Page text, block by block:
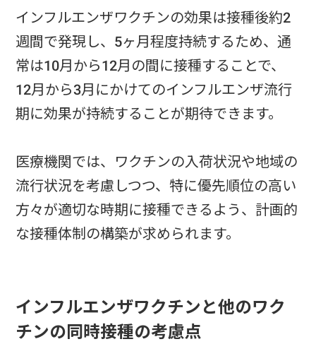
インフルエンザワクチンの効果は接種後約2
週間で発現し、5ヶ月程度持続するため、通
常は10月から12月の間に接種することで、
12月から3月にかけてのインフルエンザ流行
期に効果が持続することが期待できます。
医療機関では、ワクチンの入荷状況や地域の
流行状況を考慮しつつ、特に優先順位の高い
方々が適切な時期に接種できるよう、計画的
な接種体制の構築が求められます。
インフルエンザワクチンと他のワク
チンの同時接種の考慮点